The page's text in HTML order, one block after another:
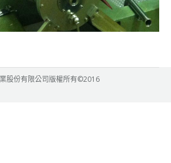
股份有限公司版權所有©2016